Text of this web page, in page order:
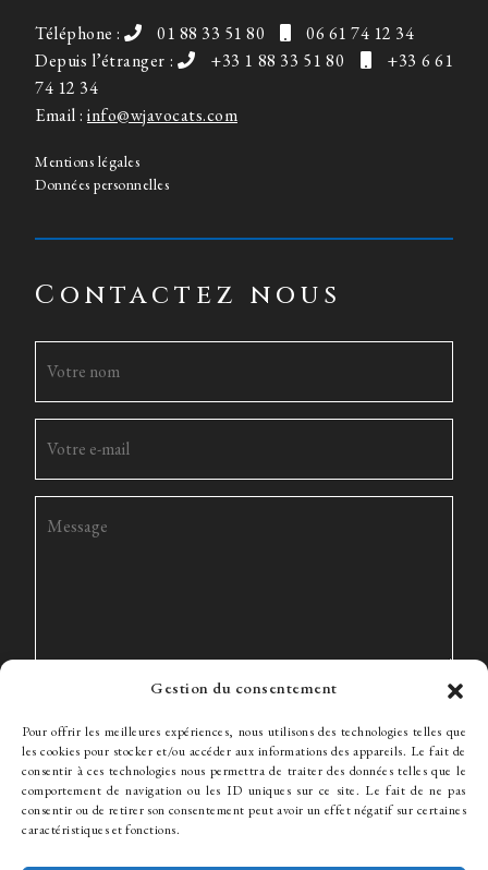
Gestion du consentement
Pour offrir les meilleures expériences, nous utilisons des technologies telles que
les cookies pour stocker et/ou accéder aux informations des appareils. Le fait de
consentir à ces technologies nous permettra de traiter des données telles que le
comportement de navigation ou les ID uniques sur ce site. Le fait de ne pas
consentir ou de retirer son consentement peut avoir un effet négatif sur certaines
caractéristiques et fonctions.
Téléphone : 01 88 33 51 80
06 61 74 12 34
Depuis l’étranger :
+33 1 88 33 51 80
+33 6 61
74 12 34
Email : info@wjavocats.com
Mentions légales
Données personnelles
Contactez nous
Expertise L’équipe